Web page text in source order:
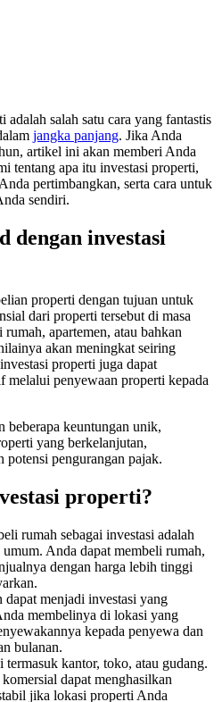
adalah salah satu cara yang fantastis
jangka panjang. Jika Anda
artikel ini akan memberi Anda
tentang apa itu investasi properti,
pertimbangkan, serta cara untuk
sendiri.
dengan investasi
properti dengan tujuan untuk
dari properti tersebut di masa
apartemen, atau bahkan
akan meningkat seiring
properti juga dapat
melalui penyewaan properti kepada
beberapa keuntungan unik,
yang berkelanjutan,
potensi pengurangan pajak.
properti?
rumah sebagai investasi adalah
Anda dapat membeli rumah,
dengan harga lebih tinggi
dapat menjadi investasi yang
membelinya di lokasi yang
kepada penyewa dan
bulanan.
termasuk kantor, toko, atau gudang.
dapat menghasilkan
jika lokasi properti Anda